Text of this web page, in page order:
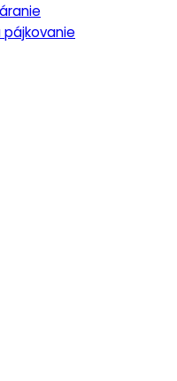
pájkovanie